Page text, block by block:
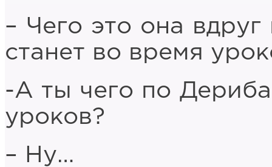
– Чего это она
станет во время
-А ты чего по
уроков?
– Ну…